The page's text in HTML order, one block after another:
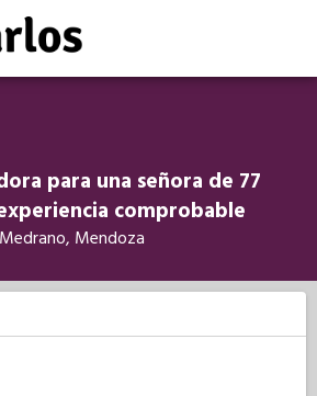
para una señora de 77
comprobable
Medrano, Mendoza